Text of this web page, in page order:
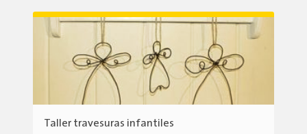
Taller travesuras infantiles